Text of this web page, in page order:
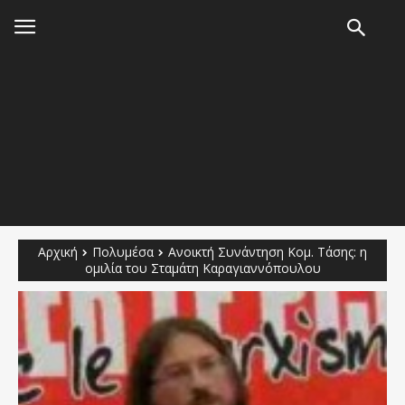
Αρχική Πολυμέσα
Ανοικτή Συνάντηση Κομ. Τάσης: η
ομιλία του Σταμάτη Καραγιαννόπουλου